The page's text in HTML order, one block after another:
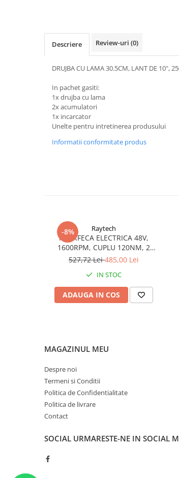
Descriere Review-uri (0)
DRUJBA CU LAMA 30.5CM, LANT DE 10",
In pachet gasiti:
1x drujba cu lama
2x acumulatori
1x incarcator
Unelte pentru intretinerea produsului
Informatii conformitate produs
-8% Raytech
FOARFECA ELECTRICA 48V,
1600RPM, CUPLU 120NM, 2
ACUMULATORI 4AH
527,72 Lei485,00 Lei
IN STOC
ADAUGA IN COS
MAGAZINUL MEU
Despre noi
Termeni si Conditii
Politica de Confidentialitate
Politica de livrare
Contact
SOCIAL URMARESTE-NE IN SOCIAL